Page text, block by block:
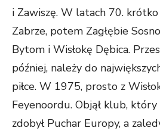
i Zawiszę. W latach 70.
Zabrze, potem Zagłębie
Bytom i Wisłokę Dębica.
później, należy do
piłce. W 1975, prosto z
Feyenoordu. Objął klub,
zdobył Puchar Europy, a